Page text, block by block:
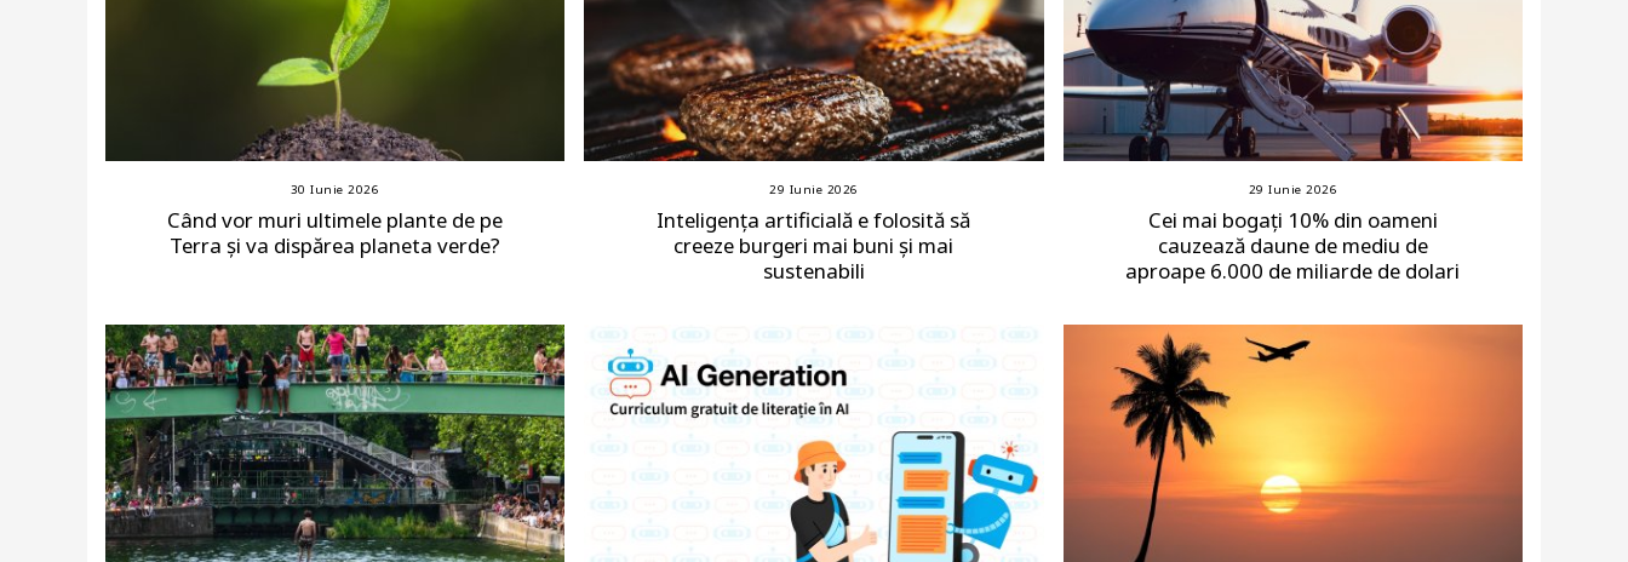
30 Iunie 2026
Când vor muri ultimele plante de pe
Terra și va dispărea planeta verde?
29 Iunie 2026
Inteligența artificială e folosită să
creeze burgeri mai buni și mai
sustenabili
29 Iunie 2026
Cei mai bogați 10% din oameni
cauzează daune de mediu de
aproape 6.000 de miliarde de dolari